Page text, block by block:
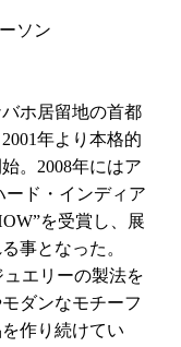
ソン
ホ居留地の首都
年より本格的
。2008年にはア
ード・インディア
を受賞し、展
事となった。
エリーの製法を
ダンなモチーフ
作り続けてい